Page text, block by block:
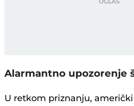
Alarmantno upozorenje
U retkom priznanju,